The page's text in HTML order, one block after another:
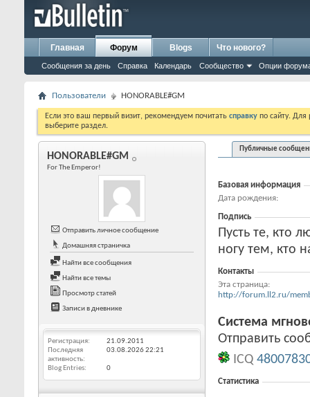
Главная Форум
Сообщения за день Справка Календарь Сообщество Опции
Blogs Что нового?
Пользователи HONORABLE#GM
Если это ваш первый визит, рекомендуем почитать справку по сайту.
выберите раздел.
HONORABLE#GM
For The Emperor!
Отправить личное сообщение
Домашняя страничка
Найти все сообщения
Найти все темы
Просмотр статей
Записи в дневнике
Регистрация
21.09.2011
Последняя
активность
03.08.202622:21
Blog Entries 0
Публичные
Базовая информация
Дата рождения
Подпись
Пусть те, кто
ногу тем, кто
Контакты
Эта страница
http://forum.ll2.ru/
Система
Отправить
ICQ
Статистика